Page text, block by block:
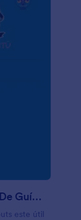
Ficha De Inscripción A Grupos De Guías Y Scouts
este útil